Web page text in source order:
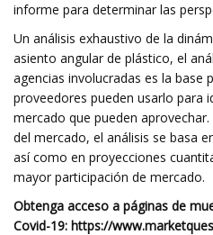
informe para determinar las
Un análisis exhaustivo de la
asiento angular de plástico, el
agencias involucradas es la base
proveedores pueden usarlo para
mercado que pueden
del mercado, el análisis se basa
así como en proyecciones
mayor participación de mercado.
Obtenga acceso a páginas de
Covid-19: https://